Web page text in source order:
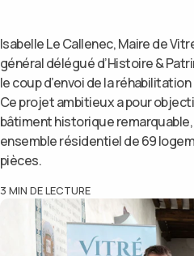
Isabelle Le Callenec, Maire de
général délégué d’Histoire &
le coup d’envoi de la
Ce projet ambitieux a pour
bâtiment historique
ensemble résidentiel de 69
pièces.
3 MIN DE LECTURE